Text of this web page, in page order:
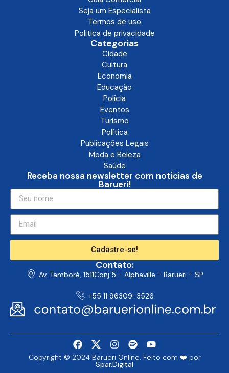
Guia Comercial
Seja um Especialista
Termos de uso
Politica de privacidade
Categorias
Cidade
Cultura
Economia
Educação
Polícia
Eventos
Turismo
Política
Publicações Legais
Moda e Beleza
Saúde
Receba nossa newsletter com noticias de
Cadastre-se!
Contato:
+55 11 96309-3526
Copyright © 2024 Barueri Online. Feito com ❤️ por